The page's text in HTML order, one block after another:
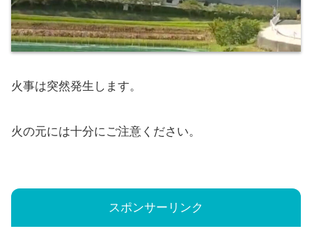
火事は突然発生します。
火の元には十分にご注意ください。
スポンサーリンク